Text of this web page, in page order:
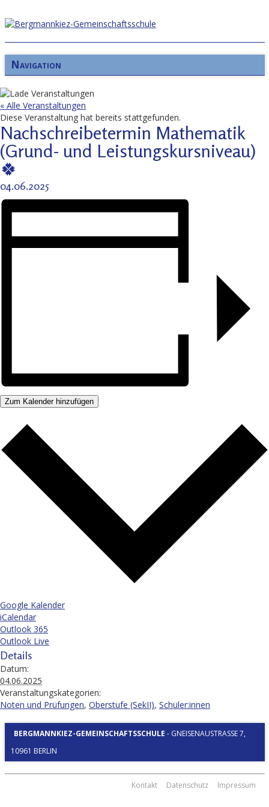
Navigation
« Alle Veranstaltungen
Diese Veranstaltung hat bereits stattgefunden.
Nachschreibetermin Mathematik
(Grund- und Leistungskursniveau)
🍀
04.06.2025
Zum Kalender hinzufügen
Google Kalender
iCalendar
Outlook 365
Outlook Live
Details
Datum:
04.06.2025
Veranstaltungskategorien:
Noten und Prüfungen, Oberstufe (SekII), Schüler:innen
BERGMANNKIEZ-GEMEINSCHAFTSSCHULE - GNEISENAUSTRASSE 7, 1
0961 BERLIN
Kontakt Datenschutz Impressum